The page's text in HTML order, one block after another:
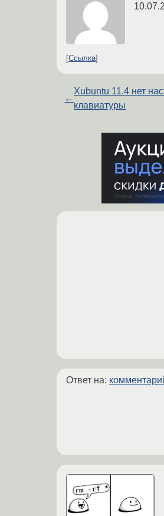
Ссылка
←
Xubuntu 11.4 нет
клавиатуры
Ответ на: